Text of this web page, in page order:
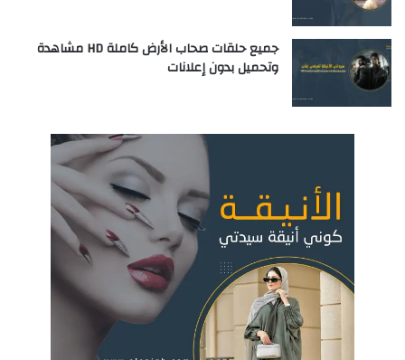
جميع حلقات صحاب الأرض كاملة HD مشاهدة
وتحميل بدون إعلانات